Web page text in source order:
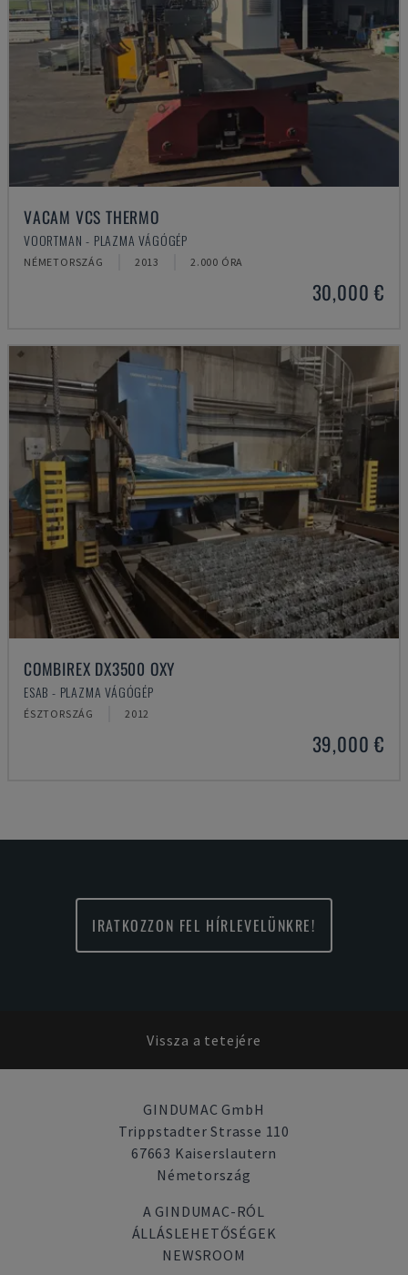
VACAM VCS THERMO
VOORTMAN - PLAZMA VÁGÓGÉP
NÉMETORSZÁG 2013 2.000 ÓRA
30,000 €
COMBIREX DX3500 OXY
ESAB - PLAZMA VÁGÓGÉP
ÉSZTORSZÁG 2012
39,000 €
IRATKOZZON FEL HÍRLEVELÜNKRE!
Vissza a tetejére
GINDUMAC GmbH
Trippstadter Strasse 110
67663 Kaiserslautern
Németország
A GINDUMAC-RÓL
ÁLLÁSLEHETŐSÉGEK
NEWSROOM